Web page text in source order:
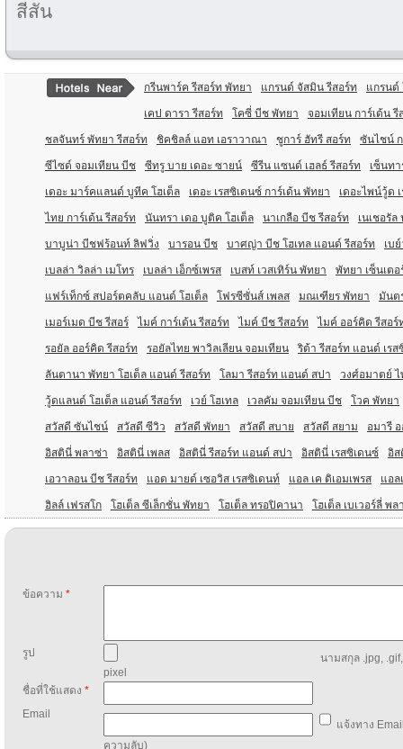
สีสัน
กรีนพาร์ค รีสอร์ท พัทยา แกรนด์ จัสมิน รีสอร์ท แกรนด์
เคป ดารา รีสอร์ท โคซี่ บีช พัทยา จอมเทียน การ์เด้น รี
ชลจันทร์ พัทยา รีสอร์ท ชิคชิลล์ แอท เอราวาณา ชูการ์ ฮัทรี สอร์ท ซันไชน์
ซีไซด์ จอมเทียน บีช ซีทรู บาย เดอะ ซายน์ ซีรีน แซนด์ เฮลธ์ รีสอร์ท เซ็นท
เดอะ มาร์คแลนด์ บูทีค โฮเต็ล เดอะ เรสซิเดนซ์ การ์เด้น พัทยา เดอะไพน์วู้ด
ไทย การ์เด้น รีสอร์ท นันทรา เดอ บูติค โฮเต็ล นาเกลือ บีช รีสอร์ท เนเชอรั
บาบูน่า บีชฟร้อนท์ ลิฟวิ่ง บารอน บีช บาศญ่า บีช โฮเทล แอนด์ รีสอร์ท เบ
เบลล่า วิลล่า เมโทร เบลล่า เอ็กซ์เพรส เบสท์ เวสเทิร์น พัทยา พัทยา เซ็นเตอ
แฟร์เท็กซ์ สปอร์ตคลับ แอนด์ โฮเต็ล โฟรซีซั่นส์ เพลส มณเฑียร พัทยา มันต
เมอร์เมด บีช รีสอร์ ไมค์ การ์เด้น รีสอร์ท ไมค์ บีช รีสอร์ท ไมค์ ออร์คิด รีสอร์
รอยัล ออร์คิด รีสอร์ท รอยัลไทย พาวิลเลียน จอมเทียน ริต้า รีสอร์ท แอนด์ เรส
ลันตานา พัทยา โฮเต็ล แอนด์ รีสอร์ท โลมา รีสอร์ท แอนด์ สปา วงศ์อมาตย์ ไ
วู้ดแลนด์ โฮเต็ล แอนด์ รีสอร์ท เวย์ โฮเทล เวลคัม จอมเทียน บีช โวค พัทยา
สวัสดี ซันไชน์ สวัสดี ซีวิว สวัสดี พัทยา สวัสดี สบาย สวัสดี สยาม อมารี
อิสตินี่ พลาซ่า อิสตินี่ เพลส อิสตินี่ รีสอร์ท แอนด์ สปา อิสตินี่ เรสซิเดนซ์ อิ
เอวาลอน บีช รีสอร์ท แอด มายด์ เซอวิส เรสซิเดนท์ แอล เค ดิเอมเพรส แอล
ฮิลล์ เฟรสโก โฮเต็ล ซีเล็กชั่น พัทยา โฮเต็ล ทรอปิคานา โฮเต็ล เบเวอร์ลี่ พล
ข้อความ *
รูป
นามสกุล .jpg,
pixel
ชื่อที่ใช้แสดง *
Email
แจ้งทาง
ความลับ)